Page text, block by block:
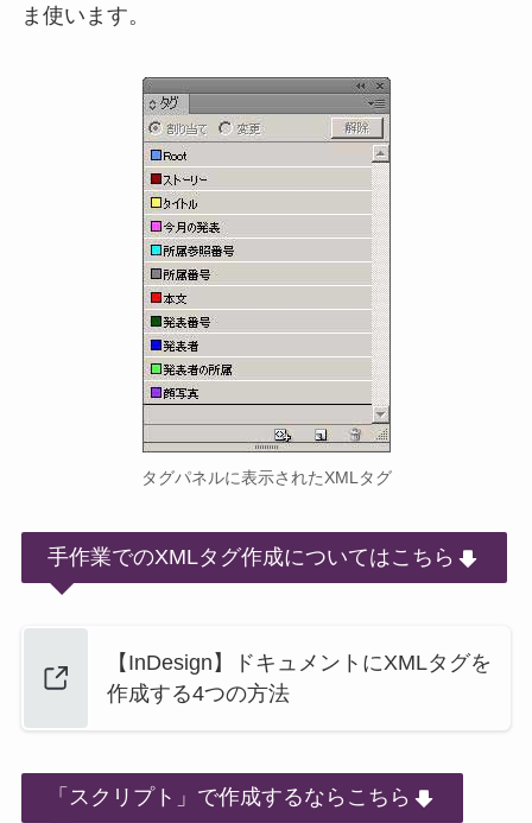
ま使います。
タグパネルに表示されたXMLタグ
手作業でのXMLタグ作成についてはこちら
【InDesign】ドキュメントにXMLタグを
作成する4つの方法
「スクリプト」で作成するならこちら